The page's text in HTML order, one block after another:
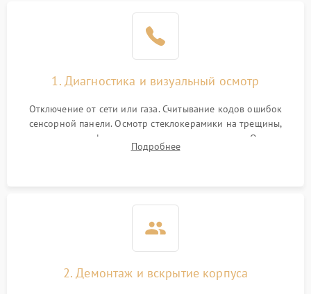
1. Диагностика и визуальный осмотр
Отключение от сети или газа. Считывание кодов ошибок
сенсорной панели. Осмотр стеклокерамики на трещины,
проверка конфорок на равномерность нагрева. Опрос
клиента о симптомах (не включается, не видит посуду,
Подробнее
2. Демонтаж и вскрытие корпуса